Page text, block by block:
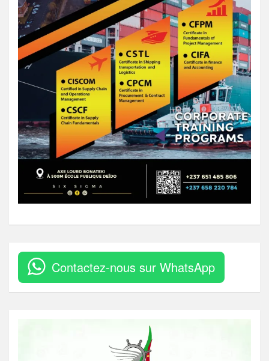
Contactez-nous sur WhatsApp